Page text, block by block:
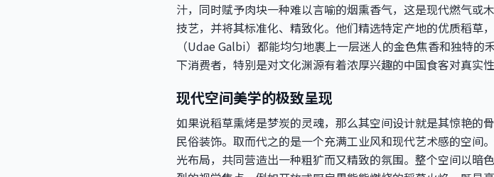
汁，同时赋予肉块一种难以言喻的烟熏香气，这是现代燃气或
技艺，并将其标准化、精致化。他们精选特定产地的优质稻
（Udae Galbi）都能均匀地裹上一层迷人的金色焦香和独特
下消费者，特别是对文化渊源有着浓厚兴趣的中国食客对真实
现代空间美学的极致呈现
如果说稻草熏烤是梦炭的灵魂，那么其空间设计就是其惊艳的
民俗装饰。取而代之的是一个充满工业风和现代艺术感的空间
光布局，共同营造出一种粗犷而又精致的氛围。整个空间以暗